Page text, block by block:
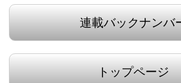
連載バックナンバ
トップページ